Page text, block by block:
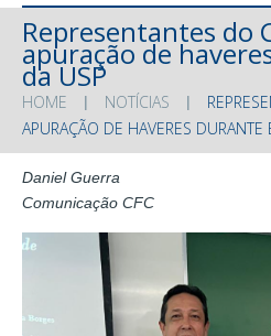
Representantes do
apuração de
da USP
HOME NOTÍCIAS
APURAÇÃO DE HAVERES DURANTE
Daniel Guerra
Comunicação CFC